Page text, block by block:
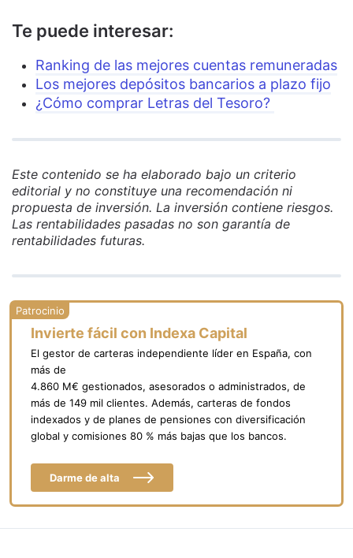
Te puede interesar:
Ranking de las mejores cuentas remuneradas
Los mejores depósitos bancarios a plazo fijo
¿Cómo comprar Letras del Tesoro?
Este contenido se ha elaborado bajo un criterio
editorial y no constituye una recomendación ni
propuesta de inversión. La inversión contiene riesgos.
Las rentabilidades pasadas no son garantía de
rentabilidades futuras.
Invierte fácil con Indexa Capital
El gestor de carteras independiente líder en España, con
más de
4.860 M€ gestionados, asesorados o administrados, de
más de 149 mil clientes. Además, carteras de fondos
indexados y de planes de pensiones con diversificación
global y comisiones 80 % más bajas que los bancos.
Darme de alta